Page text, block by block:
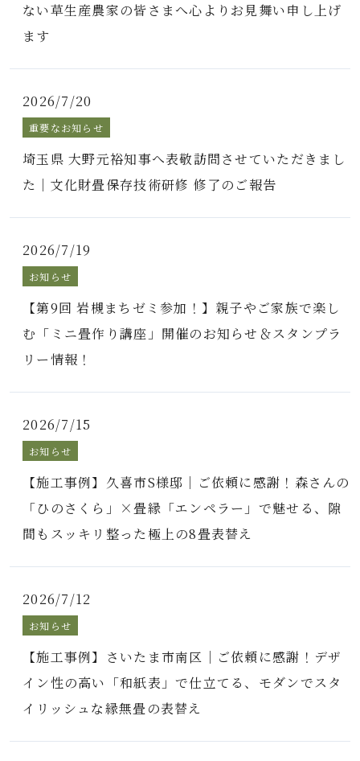
ない草生産農家の皆さまへ心よりお見舞い申し上げ
ます
2026/7/20
重要なお知らせ
埼玉県 大野元裕知事へ表敬訪問させていただきまし
た｜文化財畳保存技術研修 修了のご報告
2026/7/19
お知らせ
【第9回 岩槻まちゼミ参加！】親子やご家族で楽し
む「ミニ畳作り講座」開催のお知らせ＆スタンプラ
リー情報！
2026/7/15
お知らせ
【施工事例】久喜市S様邸｜ご依頼に感謝！森さんの
「ひのさくら」×畳縁「エンペラー」で魅せる、隙
間もスッキリ整った極上の8畳表替え
2026/7/12
お知らせ
【施工事例】さいたま市南区｜ご依頼に感謝！デザ
イン性の高い「和紙表」で仕立てる、モダンでスタ
イリッシュな縁無畳の表替え